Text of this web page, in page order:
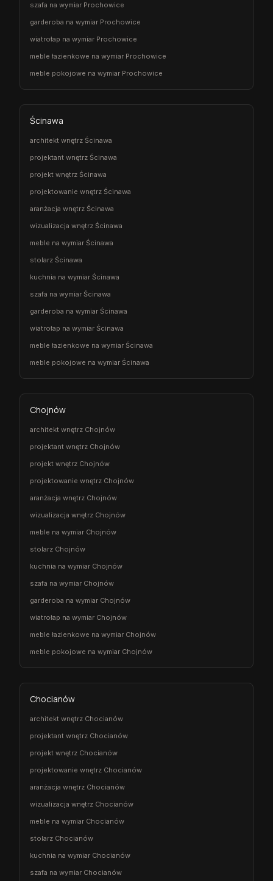
szafa na wymiar Prochowice
garderoba na wymiar Prochowice
wiatrołap na wymiar Prochowice
meble łazienkowe na wymiar Prochowice
meble pokojowe na wymiar Prochowice
Ścinawa
architekt wnętrz Ścinawa
projektant wnętrz Ścinawa
projekt wnętrz Ścinawa
projektowanie wnętrz Ścinawa
aranżacja wnętrz Ścinawa
wizualizacja wnętrz Ścinawa
meble na wymiar Ścinawa
stolarz Ścinawa
kuchnia na wymiar Ścinawa
szafa na wymiar Ścinawa
garderoba na wymiar Ścinawa
wiatrołap na wymiar Ścinawa
meble łazienkowe na wymiar Ścinawa
meble pokojowe na wymiar Ścinawa
Chojnów
architekt wnętrz Chojnów
projektant wnętrz Chojnów
projekt wnętrz Chojnów
projektowanie wnętrz Chojnów
aranżacja wnętrz Chojnów
wizualizacja wnętrz Chojnów
meble na wymiar Chojnów
stolarz Chojnów
kuchnia na wymiar Chojnów
szafa na wymiar Chojnów
garderoba na wymiar Chojnów
wiatrołap na wymiar Chojnów
meble łazienkowe na wymiar Chojnów
meble pokojowe na wymiar Chojnów
Chocianów
architekt wnętrz Chocianów
projektant wnętrz Chocianów
projekt wnętrz Chocianów
projektowanie wnętrz Chocianów
aranżacja wnętrz Chocianów
wizualizacja wnętrz Chocianów
meble na wymiar Chocianów
stolarz Chocianów
kuchnia na wymiar Chocianów
szafa na wymiar Chocianów